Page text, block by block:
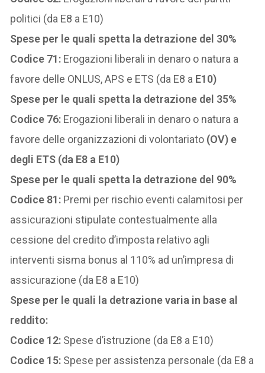
politici (da E8 a E10)
Spese per le quali spetta la detrazione del 30%
Codice 71: Erogazioni liberali in denaro o natura a
favore delle ONLUS, APS e ETS (da E8 a E10)
Spese per le quali spetta la detrazione del 35%
Codice 76: Erogazioni liberali in denaro o natura a
favore delle organizzazioni di volontariato (OV) e
degli ETS (da E8 a E10)
Spese per le quali spetta la detrazione del 90%
Codice 81: Premi per rischio eventi calamitosi per
assicurazioni stipulate contestualmente alla
cessione del credito d’imposta relativo agli
interventi sisma bonus al 110% ad un’impresa di
assicurazione (da E8 a E10)
Spese per le quali la detrazione varia in base al
reddito:
Codice 12: Spese d’istruzione (da E8 a E10)
Codice 15: Spese per assistenza personale (da E8 a